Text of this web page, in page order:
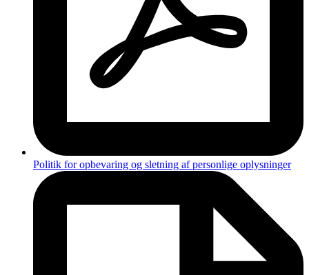
Politik for opbevaring og sletning af personlige oplysninger